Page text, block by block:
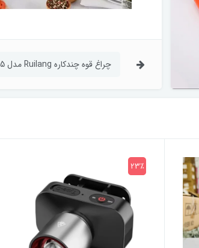
چراغ قوه دستی خورشیدی دوحالته، مدل جیبی OK-601
23٪